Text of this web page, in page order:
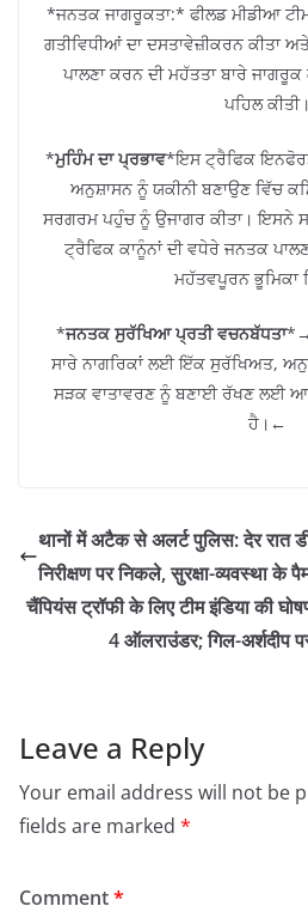
*ਜਨਤਕ ਜਾਗਰੂਕਤਾ:* ਫੀਲਡ ਮੀਡੀਆ
ਗਤੀਵਿਧੀਆਂ ਦਾ ਦਸਤਾਵੇਜ਼ੀਕਰਨ ਕੀਤਾ
ਪਾਲਣਾ ਕਰਨ ਦੀ ਮਹੱਤਤਾ ਬਾਰੇ
ਪਹਿਲ ਕੀਤੀ।
*ਮੁਹਿੰਮ ਦਾ ਪ੍ਰਭਾਵ*ਇਸ ਟ੍ਰੈਫਿਕ
ਅਨੁਸ਼ਾਸਨ ਨੂੰ ਯਕੀਨੀ ਬਣਾਉਣ ਵਿੱਚ
ਸਰਗਰਮ ਪਹੁੰਚ ਨੂੰ ਉਜਾਗਰ ਕੀਤਾ। ਇਸਨੇ
ਟ੍ਰੈਫਿਕ ਕਾਨੂੰਨਾਂ ਦੀ ਵਧੇਰੇ ਜਨਤਕ
ਮਹੱਤਵਪੂਰਨ ਭੂਮਿਕਾ
*ਜਨਤਕ ਸੁਰੱਖਿਆ ਪ੍ਰਤੀ ਵਚਨਬੱਧਤਾ*→
ਸਾਰੇ ਨਾਗਰਿਕਾਂ ਲਈ ਇੱਕ ਸੁਰੱਖਿਅਤ,
ਸੜਕ ਵਾਤਾਵਰਣ ਨੂੰ ਬਣਾਈ ਰੱਖਣ ਲਈ
ਹੈ।←
थानों में अटैक से अलर्ट पुलिस: देर रात
निरीक्षण पर निकले, सुरक्षा-व्यवस्था
चैंपियंस ट्रॉफी के लिए टीम इंडिया की
4 ऑलराउंडर; गिल-अर्शदीप
Leave a Reply
Your email address will not be
fields are marked *
Comment*